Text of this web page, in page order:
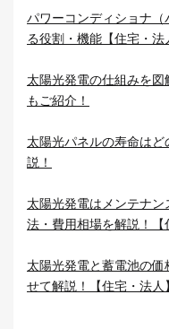
パワーコンディショナ
る役割・機能【住宅・法
太陽光発電の仕組みを
もご紹介！
太陽光パネルの寿命は
説！
太陽光発電はメンテナ
法・費用相場を解説！【
太陽光発電と蓄電池の
せて解説！【住宅・法人】